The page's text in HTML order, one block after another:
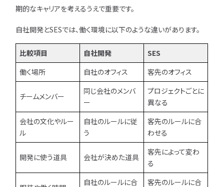
説！
期的なキャリアを考えるうえで重要です。
自社開発とSESでは、働く環境に以下のような違いがあります。
比較項目 自社開発
SES
働く場所
自社のオフィス 客先のオフィス
チームメンバー
同じ会社のメンバ
ー
プロジェクトごとに
異なる
会社の文化やルー
ル
自社のルールに従
う
客先のルールに合
わせる
開発に使う道具 会社が決めた道具
客先によって変わ
る
自社のルールに合
客先のルールに合